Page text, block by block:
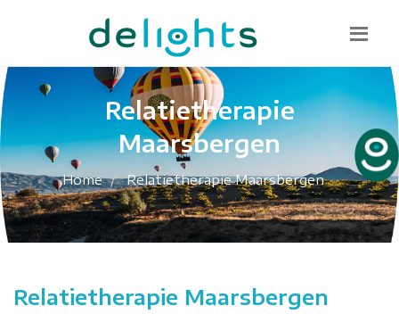
085 130 1482
info@delights.nu
Relatietherapie
Maarsbergen
Home Relatietherapie Maarsbergen
Relatietherapie Maarsbergen